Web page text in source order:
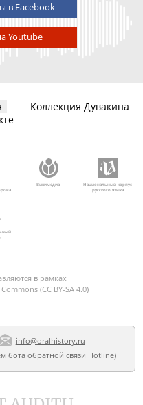
в Facebook
Youtube
Коллекция Дувакина
Викимедиа
Национальный корпус
русского языка
в рамках
(CC BY-SA 4.0)
info@oralhistory.ru
бота обратной связи Hotline)